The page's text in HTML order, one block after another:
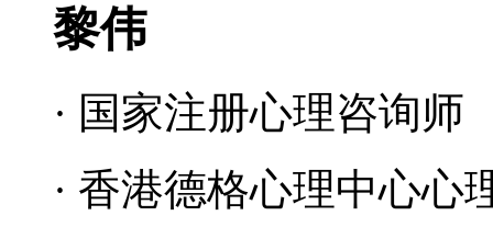
黎伟
· 国家注册心理咨询师
· 香港德格心理中心心